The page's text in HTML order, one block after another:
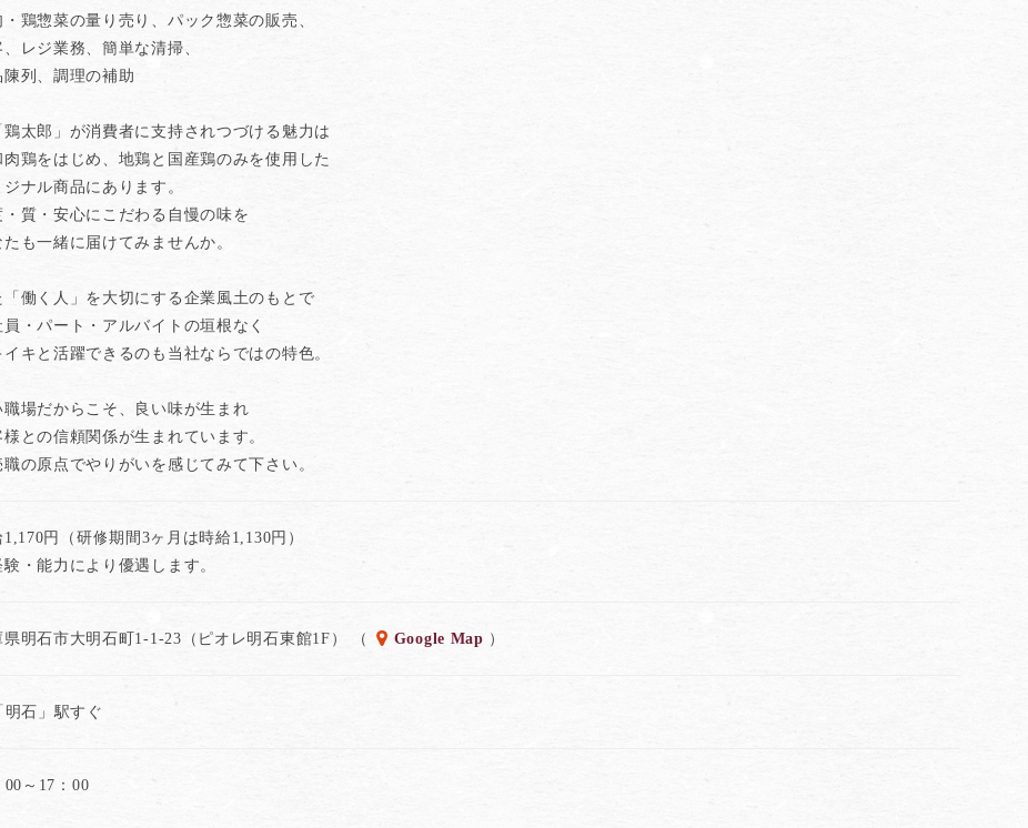
・鶏惣菜の量り売り、パック惣菜の販売、
、レジ業務、簡単な清掃、
陳列、調理の補助
太郎」が消費者に支持されつづける魅力は
肉鶏をはじめ、地鶏と国産鶏のみを使用した
ジナル商品にあります。
・質・安心にこだわる自慢の味を
たも一緒に届けてみませんか。
「働く人」を大切にする企業風土のもとで
員・パート・アルバイトの垣根なく
イキと活躍できるのも当社ならではの特色。
職場だからこそ、良い味が生まれ
様との信頼関係が生まれています。
職の原点でやりがいを感じてみて下さい。
1,170円（研修期間3ヶ月は時給1,130円）
・能力により優遇します。
県明石市大明石町1-1-23（ピオレ明石東館1F） （ Google Map ）
明石」駅すぐ
00～17：00